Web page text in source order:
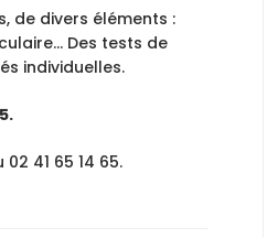
de divers éléments :
Des tests de
individuelles.
41 65 14 65.